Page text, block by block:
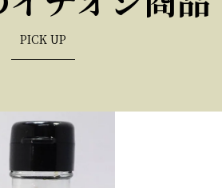
PICK UP